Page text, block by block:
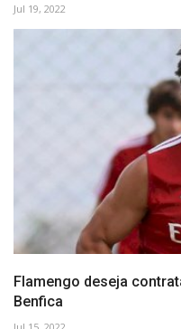
Jul 19, 2022
Flamengo deseja
Benfica